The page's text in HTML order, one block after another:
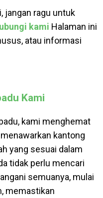
jangan ragu untuk
kami Halaman ini
atau informasi
Kami
kami menghemat
kantong
yang sesuai dalam
tidak perlu mencari
semuanya, mulai
memastikan